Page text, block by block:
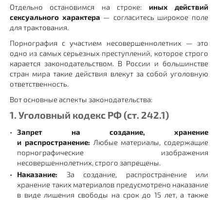
Отдельно остановимся на строке: иных действий
сексуального характера — согласитесь широкое поле
для трактования.
Порнография с участием несовершеннолетних — это
одно из самых серьезных преступлений, которое строго
карается законодательством. В России и большинстве
стран мира такие действия влекут за собой уголовную
ответственность.
Вот основные аспекты законодательства:
1. Уголовный кодекс РФ (ст. 242.1)
Запрет на создание, хранение
и распространение: Любые материалы, содержащие
порнографические изображения
несовершеннолетних, строго запрещены.
Наказание: За создание, распространение или
хранение таких материалов предусмотрено наказание
в виде лишения свободы на срок до 15 лет, а также